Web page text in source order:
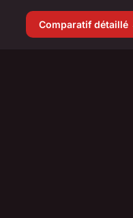
Comparatif détaillé